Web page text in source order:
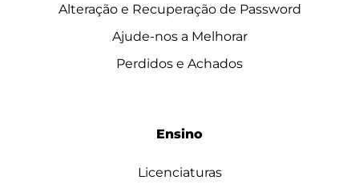
Alteração e Recuperação de Password
Ajude-nos a Melhorar
Perdidos e Achados
Ensino
Licenciaturas